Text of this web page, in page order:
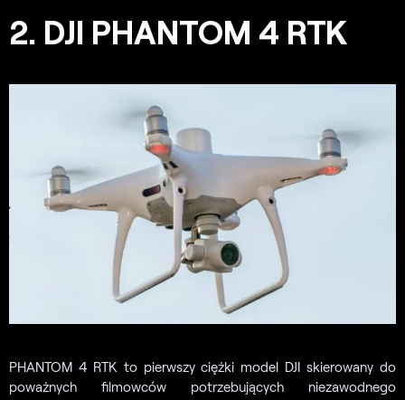
2. DJI PHANTOM 4 RTK
PHANTOM 4 RTK to pierwszy ciężki model DJI skierowany do
poważnych filmowców potrzebujących niezawodnego